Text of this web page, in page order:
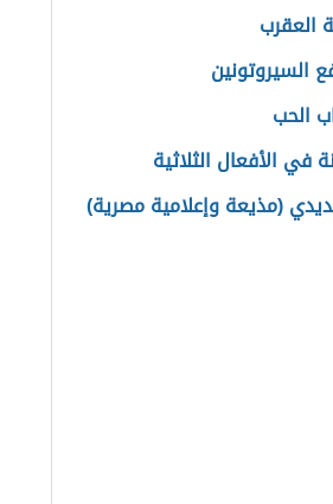
العقرب
السيروتونين
الحب
في الأفعال الثلاثية
(مذيعة وإعلامية مصرية)